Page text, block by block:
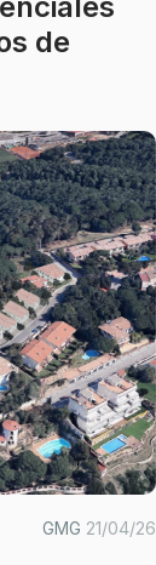
de
GMG 21/04/26